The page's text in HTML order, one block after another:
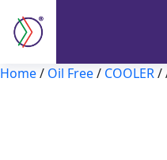
Home/ Oil Free/ COOLER/